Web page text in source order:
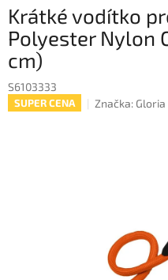
Krátké vodítko
Polyester Nylon
cm)
S6103333
SUPER CENA Značka: Gloria